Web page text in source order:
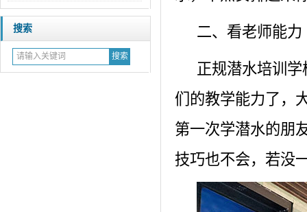
搜索 二、看老师能力
正规潜水培训
们的教学能力了，
第一次学潜水的朋
技巧也不会，若没